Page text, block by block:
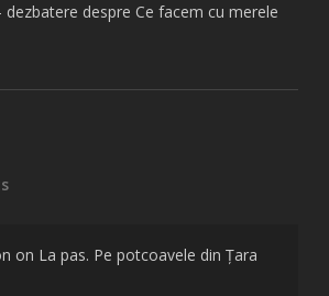
dezbatere despre Ce facem cu merele
on La pas. Pe potcoavele din Țara